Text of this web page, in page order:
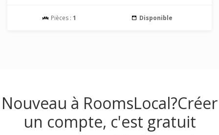
Pièces : 1 Disponible
Nouveau à RoomsLocal?Créer
un compte, c'est gratuit